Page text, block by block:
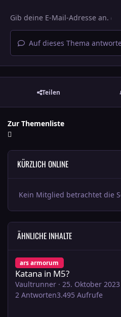
Auf dieses Thema
Teilen
Zur Themenliste
KÜRZLICH ONLINE
Kein Mitglied betrachtet die
ÄHNLICHE INHALTE
ars armorum
Katana in M5?
Vaultrunner · 25. Oktober 2023
2 Antworten3.495 Aufrufe